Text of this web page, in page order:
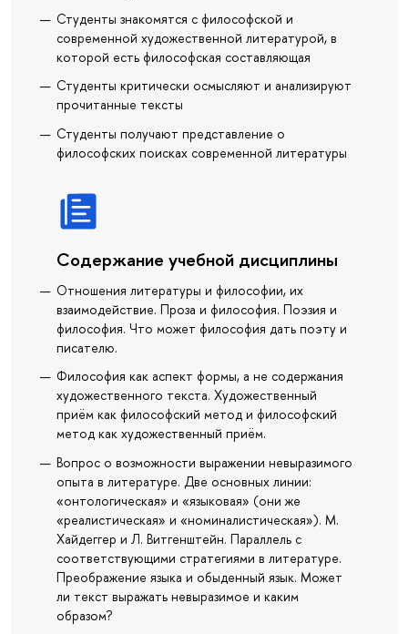
Студенты знакомятся с философской и
современной художественной литературой, в
которой есть философская составляющая
Студенты критически осмысляют и анализируют
прочитанные тексты
Студенты получают представление о
философских поисках современной литературы
Содержание учебной дисциплины
Отношения литературы и философии, их
взаимодействие. Проза и философия. Поэзия и
философия. Что может философия дать поэту и
писателю.
Философия как аспект формы, а не содержания
художественного текста. Художественный
приём как философский метод и философский
метод как художественный приём.
Вопрос о возможности выражении невыразимого
опыта в литературе. Две основных линии:
«онтологическая» и «языковая» (они же
«реалистическая» и «номиналистическая»). М.
Хайдеггер и Л. Витгенштейн. Параллель с
соответствующими стратегиями в литературе.
Преображение языка и обыденный язык. Может
ли текст выражать невыразимое и каким
образом?